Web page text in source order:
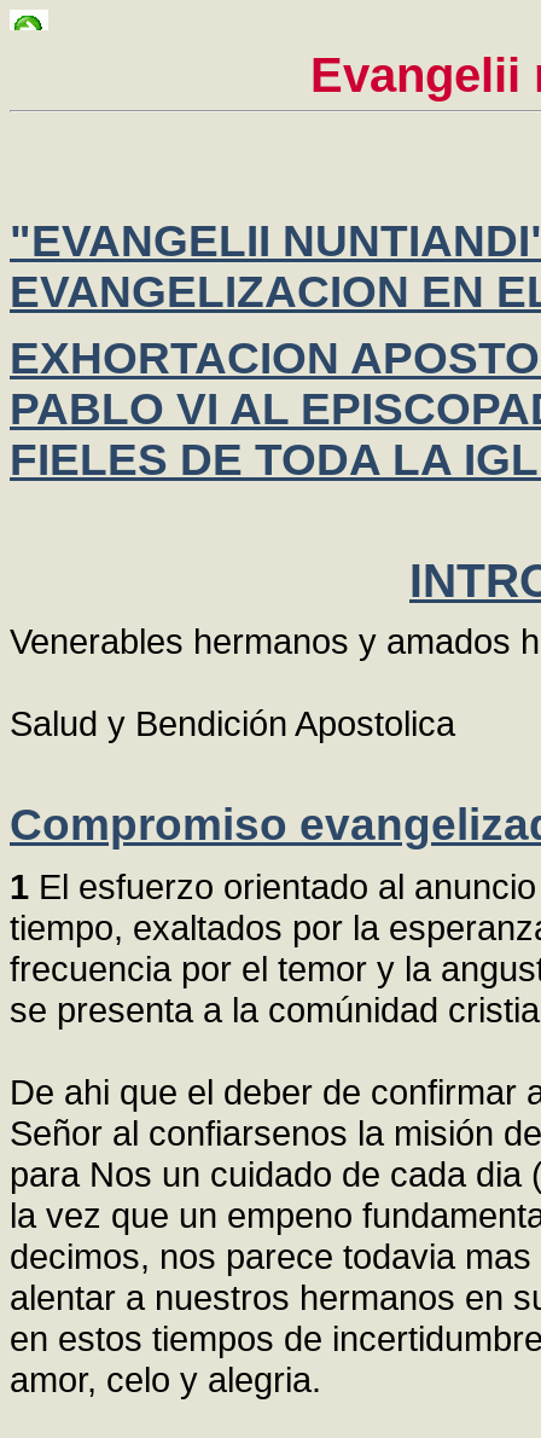
Evangelii
"EVANGELII
EVANGELIZACION EN
EXHORTACION
PABLO VI AL
FIELES DE TODA LA
Venerables hermanos y amados
Salud y Bendición Apostolica
Compromiso
1 El esfuerzo orientado al
tiempo, exaltados por la
frecuencia por el temor y la
se presenta a la comúnidad
De ahi que el deber de confirmar
Señor al confiarsenos la misión
para Nos un cuidado de cada
la vez que un empeno
decimos, nos parece todavia
alentar a nuestros hermanos en
en estos tiempos de
amor, celo y alegria.